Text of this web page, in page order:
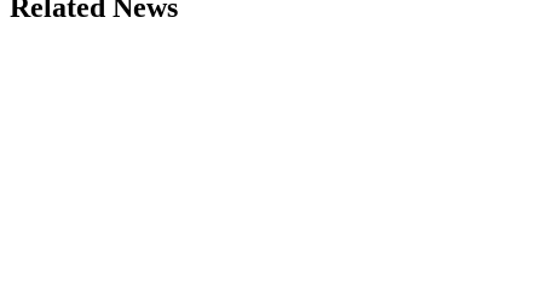
Related News